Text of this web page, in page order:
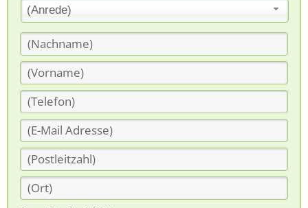
(Anrede)